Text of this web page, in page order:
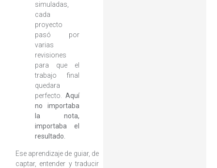
simuladas,
cada
proyecto
pasó por
varias
revisiones
para que el
trabajo final
quedara
perfecto. Aquí
no importaba
la nota,
importaba el
resultado.
Ese aprendizaje de guiar, de
captar, entender y traducir